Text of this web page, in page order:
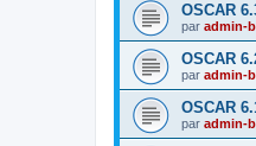
OSCAR
par admin-
OSCAR
par admin-
OSCAR
par admin-